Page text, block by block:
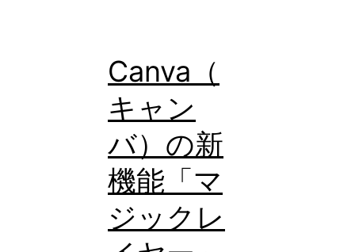
Canva（
キャン
バ）の新
機能「マ
ジックレ